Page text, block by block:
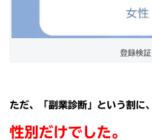
登録検証
ただ、「副業診断」という割に、
性別だけでした。